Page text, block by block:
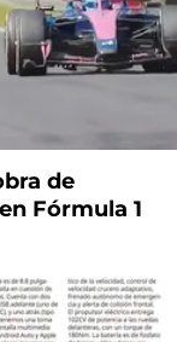
de
Fórmula 1